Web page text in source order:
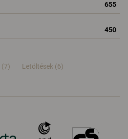
655
450
(7) Letöltések (6)